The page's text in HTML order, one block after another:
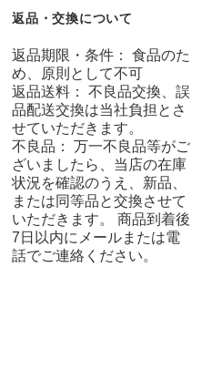
返品・交換について
返品期限・条件： 食品のた
め、原則として不可
返品送料： 不良品交換、誤
品配送交換は当社負担とさ
せていただきます。
不良品： 万一不良品等がご
ざいましたら、当店の在庫
状況を確認のうえ、新品、
または同等品と交換させて
いただきます。 商品到着後
7日以内にメールまたは電
話でご連絡ください。